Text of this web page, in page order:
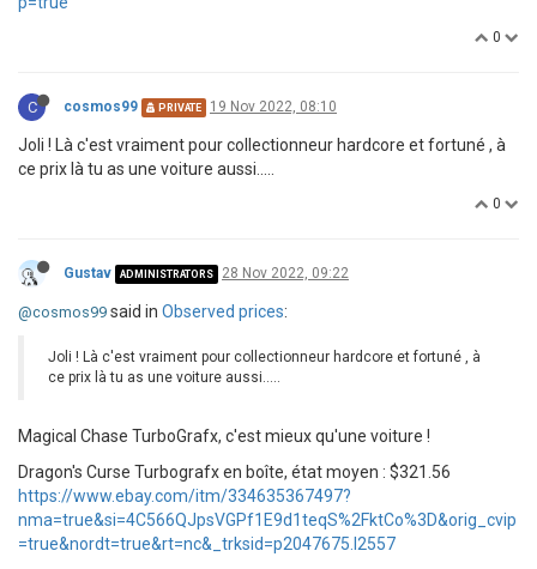
0
C cosmos99 PRIVATE 19 Nov 2022, 08:10
Joli ! Là c'est vraiment pour collectionneur hardcore et fortuné , à
ce prix là tu as une voiture aussi.....
0
Gustav ADMINISTRATORS 28 Nov 2022, 09:22
@cosmos99 said in Observed prices:
Joli ! Là c'est vraiment pour collectionneur hardcore et fortuné , à
ce prix là tu as une voiture aussi.....
Magical Chase TurboGrafx, c'est mieux qu'une voiture !
Dragon's Curse Turbografx en boîte, état moyen : $321.56
https://www.ebay.com/itm/334635367497?
nma=true&si=4C566QJpsVGPf1E9d1teqS%2FktCo%3D&orig_cvip
=true&nordt=true&rt=nc&_trksid=p2047675.l2557